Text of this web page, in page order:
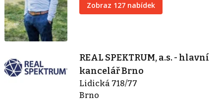
Zobraz 127 nabídek
REAL SPEKTRUM, a.s. - hlavní
kancelář Brno
Lidická 718/77
Brno